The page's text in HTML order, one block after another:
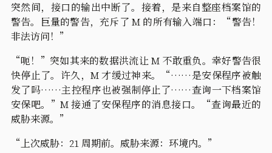
突然间，接口的输出中断了。接着，是来自整座档案馆的
警告。巨量的警告，充斥了 M 的所有输入端口：“警告！
非法访问！”
“呃！”突如其来的数据洪流让 M 不敢重负。幸好警告很
快停止了。许久，M 才缓过神来。“……是安保程序被触
发了吗……主控程序也被强制停止了……查询一下档案馆
安保吧。”M 接通了安保程序的消息接口。“查询最近的
威胁来源。”
“上次威胁：21 周期前。威胁来源：环境内。”